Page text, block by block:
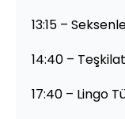
13:15 –
14:40 – Teşkilat
17:40 – Lingo